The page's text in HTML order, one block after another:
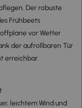
Der robuste
Frühbeets
vor Wetter
der aufrollbaren Tür
erreichbar.
leichtem Wind und